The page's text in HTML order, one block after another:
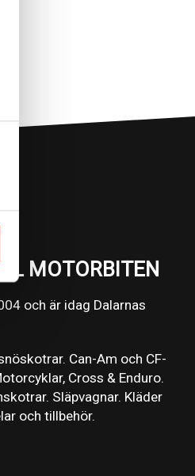
MOTORBITEN
och är idag Dalarnas
Can-Am och CF-
Cross & Enduro.
Släpvagnar. Kläder
och tillbehör.